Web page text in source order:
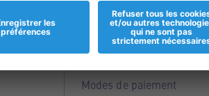
Informations
Magasins
Modes de paiement